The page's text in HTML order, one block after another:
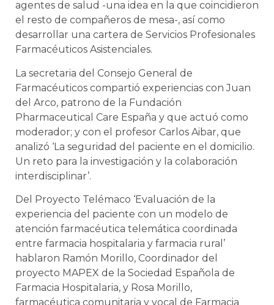
agentes de salud -una idea en la que coincidieron
el resto de compañeros de mesa-, así como
desarrollar una cartera de Servicios Profesionales
Farmacéuticos Asistenciales.
La secretaria del Consejo General de
Farmacéuticos compartió experiencias con Juan
del Arco, patrono de la Fundación
Pharmaceutical Care España y que actuó como
moderador; y con el profesor Carlos Aibar, que
analizó ‘La seguridad del paciente en el domicilio.
Un reto para la investigación y la colaboración
interdisciplinar’.
Del Proyecto Telémaco ‘Evaluación de la
experiencia del paciente con un modelo de
atención farmacéutica telemática coordinada
entre farmacia hospitalaria y farmacia rural’
hablaron Ramón Morillo, Coordinador del
proyecto MAPEX de la Sociedad Española de
Farmacia Hospitalaria, y Rosa Morillo,
farmacéutica comunitaria y vocal de Farmacia